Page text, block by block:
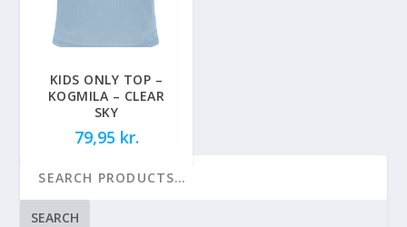
KIDS ONLY TOP –
KOGMILA – CLEAR
SKY
79,95 kr.
SEARCH